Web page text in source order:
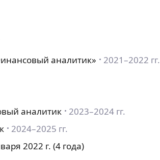
аналитик» 2021–2022 гг.
аналитик
2023–2024 гг.
2024–2025 гг.
2022 г. (4 года)